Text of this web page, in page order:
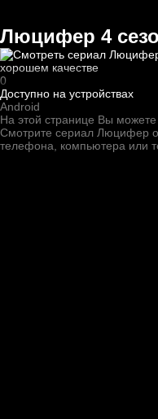
Люцифер 4
0
Доступно на устройствах
Android
На этой странице Вы можете
Смотрите сериал Люцифер
телефона, компьютера или